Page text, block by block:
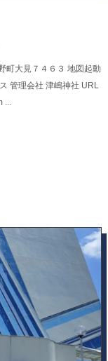
大見７４６３ 地図起動
管理会社 津嶋神社 URL
...